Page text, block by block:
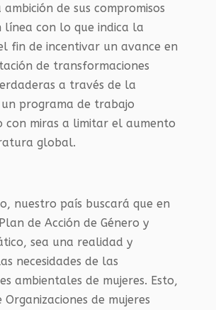
de sus compromisos
línea con lo que indica la
fin de incentivar un avance en
de transformaciones
a través de la
programa de trabajo
con miras a limitar el aumento
global.
nuestro país buscará que en
de Acción de Género y
sea una realidad y
necesidades de las
ambientales de mujeres. Esto,
Organizaciones de mujeres